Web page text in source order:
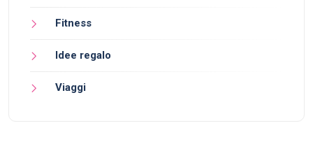
Fitness
Idee regalo
Viaggi